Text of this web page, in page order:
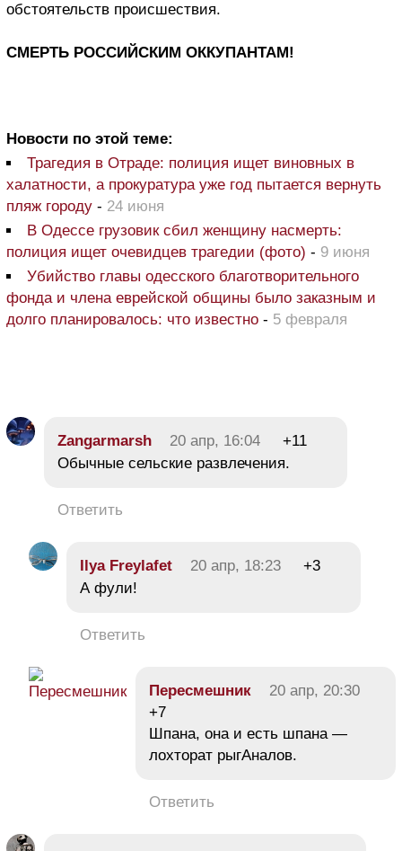
обстоятельств происшествия.
СМЕРТЬ РОССИЙСКИМ ОККУПАНТАМ!
Новости по этой теме:
Трагедия в Отраде: полиция ищет виновных в
халатности, а прокуратура уже год пытается вернуть
пляж городу - 24 июня
В Одессе грузовик сбил женщину насмерть:
полиция ищет очевидцев трагедии (фото) - 9 июня
Убийство главы одесского благотворительного
фонда и члена еврейской общины было заказным и
долго планировалось: что известно - 5 февраля
Zangarmarsh 20 апр, 16:04
+11
Обычные сельские развлечения.
Ответить
Ilya Freylafet 20 апр, 18:23
+3
А фули!
Ответить
Пересмешник
20 апр, 20:30
+7
Шпана, она и есть шпана —
лохторат рыгАналов.
Ответить